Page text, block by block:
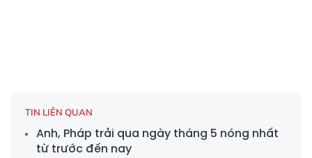
TIN LIÊN QUAN
Anh, Pháp trải qua ngày tháng 5 nóng nhất
từ trước đến nay